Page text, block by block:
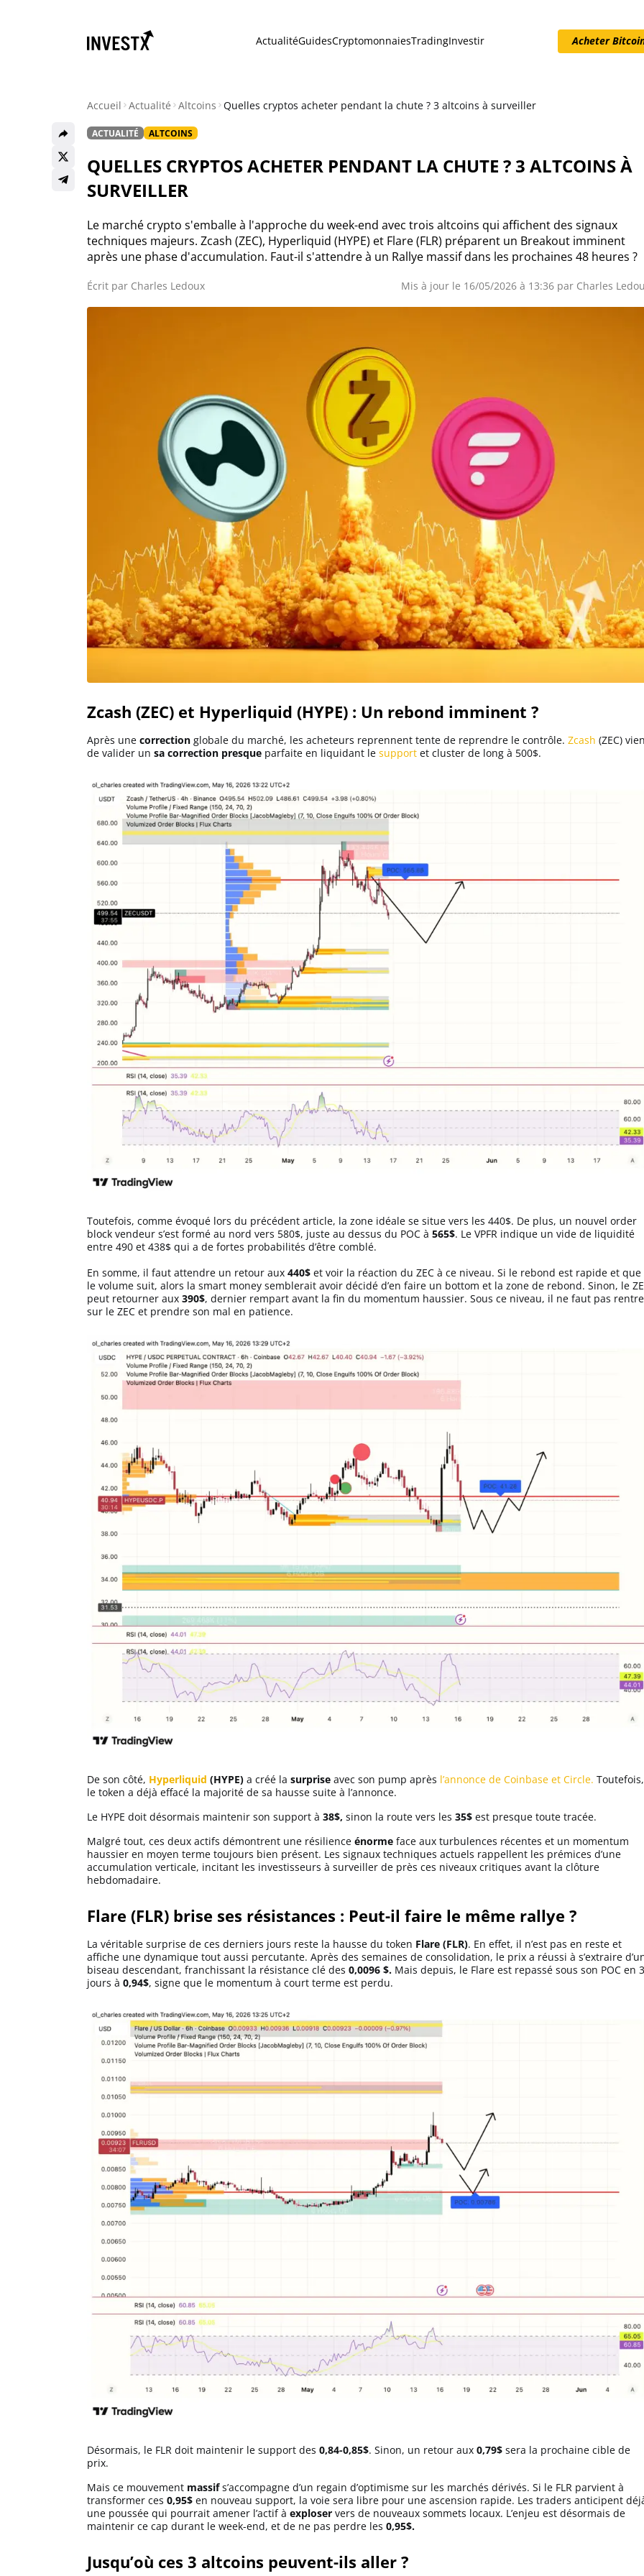
Actualité Bitcoin
Actualité Ethereum
Actualité Altcoins
Acheter Cryptomonnaies
Prédictions
Cryptomonnaies
Bitcoin (BTC)
Ethereum (ETH)
Solana (SOL)
Binance Coin (BNB)
Trading
Apprendre
Investir
Meilleures plateformes
Meilleurs wallets
ActualitéGuidesCryptomonnaiesTradingInvestir Acheter
Accueil Actualité Altcoins Quelles cryptos acheter pendant la chute ? 3 altcoins à surveiller
ACTUALITÉ ALTCOINS
QUELLES CRYPTOS ACHETER PENDANT LA CHUTE ? 3 ALTCOINS À
SURVEILLER
Le marché crypto s'emballe à l'approche du week-end avec trois altcoins qui affichent des signaux
techniques majeurs. Zcash (ZEC), Hyperliquid (HYPE) et Flare (FLR) préparent un Breakout imminent
après une phase d'accumulation. Faut-il s'attendre à un Rallye massif dans les prochaines 48 heures ?
Écrit par Charles Ledoux Mis à jour le 16/05/2026 à 13:36 par Charles
Zcash (ZEC) et Hyperliquid (HYPE) : Un rebond imminent ?
Après une correction globale du marché, les acheteurs reprennent tente de reprendre le contrôle. Zcash (ZEC)
de valider un sa correction presque parfaite en liquidant le support et cluster de long à 500$.
Toutefois, comme évoqué lors du précédent article, la zone idéale se situe vers les 440$. De plus, un nouvel order
block vendeur s’est formé au nord vers 580$, juste au dessus du POC à 565$. Le VPFR indique un vide de liquidité
entre 490 et 438$ qui a de fortes probabilités d’être comblé.
En somme, il faut attendre un retour aux 440$ et voir la réaction du ZEC à ce niveau. Si le rebond est rapide et que
le volume suit, alors la smart money semblerait avoir décidé d’en faire un bottom et la zone de rebond. Sinon, le
peut retourner aux 390$, dernier rempart avant la fin du momentum haussier. Sous ce niveau, il ne faut pas
sur le ZEC et prendre son mal en patience.
De son côté, Hyperliquid (HYPE) a créé la surprise avec son pump après l’annonce de Coinbase et Circle. Toutefois,
le token a déjà effacé la majorité de sa hausse suite à l’annonce.
Le HYPE doit désormais maintenir son support à 38$, sinon la route vers les 35$ est presque toute tracée.
Malgré tout, ces deux actifs démontrent une résilience énorme face aux turbulences récentes et un momentum
haussier en moyen terme toujours bien présent. Les signaux techniques actuels rappellent les prémices d’une
accumulation verticale, incitant les investisseurs à surveiller de près ces niveaux critiques avant la clôture
hebdomadaire.
Flare (FLR) brise ses résistances : Peut-il faire le même rallye ?
La véritable surprise de ces derniers jours reste la hausse du token Flare (FLR). En effet, il n’est pas en reste et
affiche une dynamique tout aussi percutante. Après des semaines de consolidation, le prix a réussi à s’extraire
biseau descendant, franchissant la résistance clé des 0,0096 $. Mais depuis, le Flare est repassé sous son POC en 3
jours à 0,94$, signe que le momentum à court terme est perdu.
Désormais, le FLR doit maintenir le support des 0,84-0,85$. Sinon, un retour aux 0,79$ sera la prochaine cible de
prix.
Mais ce mouvement massifs’accompagne d’un regain d’optimisme sur les marchés dérivés. Si le FLR parvient à
transformer ces 0,95$ en nouveau support, la voie sera libre pour une ascension rapide. Les traders anticipent
une poussée qui pourrait amener l’actif à exploser vers de nouveaux sommets locaux. L’enjeu est désormais de
maintenir ce cap durant le week-end, et de ne pas perdre les 0,95$.
Jusqu’où ces 3 altcoins peuvent-ils aller ?